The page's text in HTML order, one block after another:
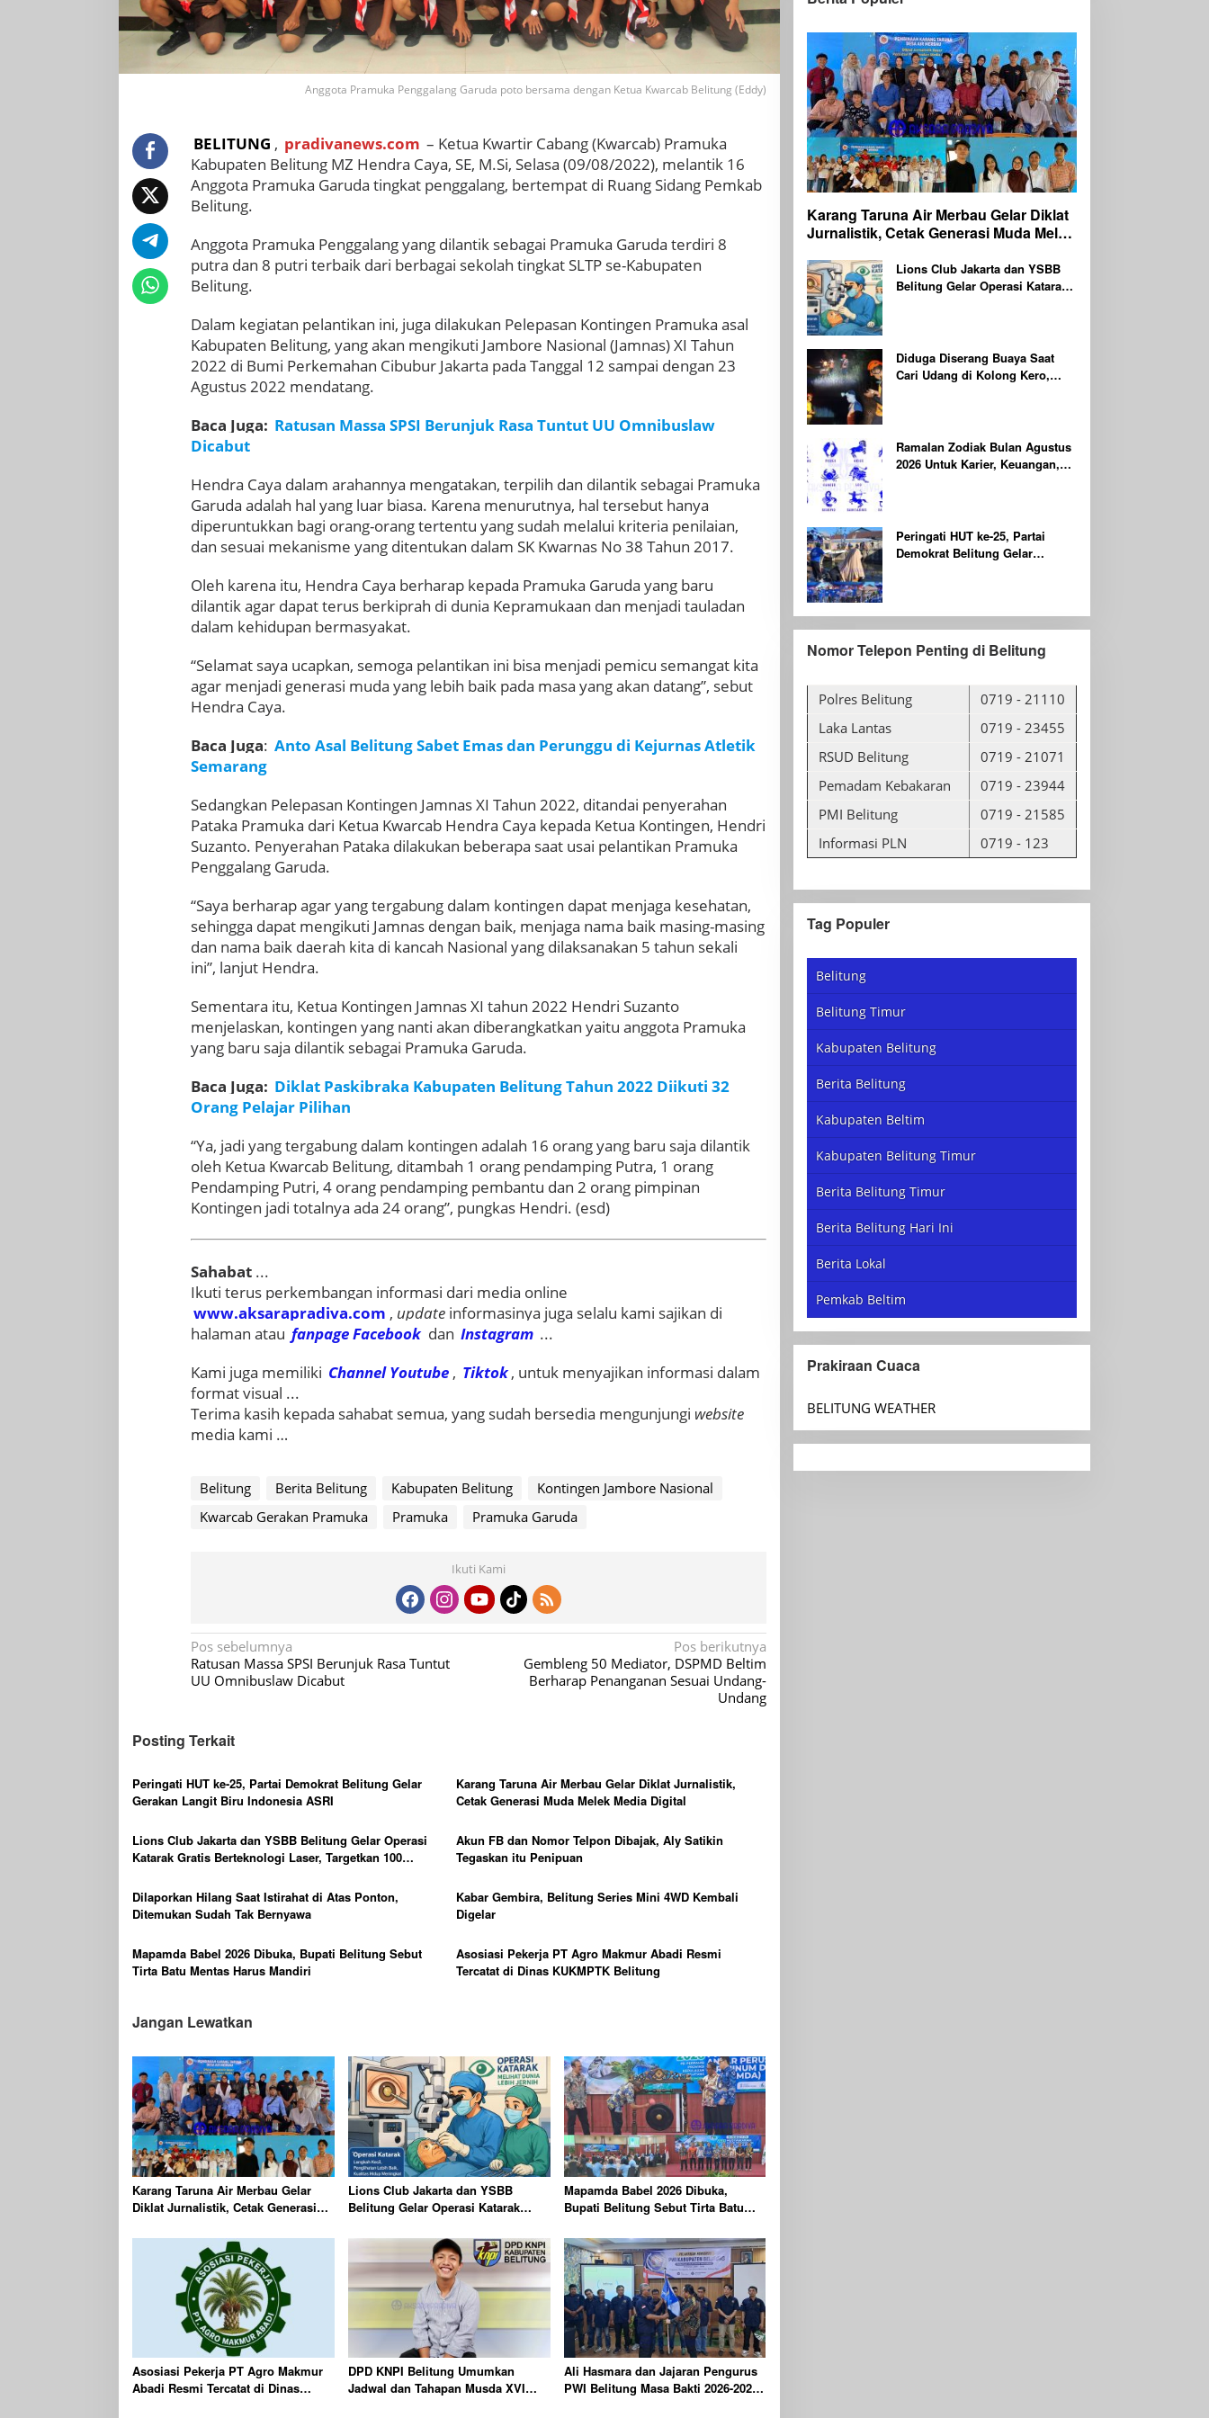
Anggota Pramuka Penggalang Garuda poto bersama dengan Ketua Kwarcab Belitung (Eddy)
BELITUNG , pradivanews.com – Ketua Kwartir Cabang (Kwarcab) Pramuka
Kabupaten Belitung MZ Hendra Caya, SE, M.Si, Selasa (09/08/2022), melantik 16
Anggota Pramuka Garuda tingkat penggalang, bertempat di Ruang Sidang Pemkab
Belitung.
Anggota Pramuka Penggalang yang dilantik sebagai Pramuka Garuda terdiri 8
putra dan 8 putri terbaik dari berbagai sekolah tingkat SLTP se-Kabupaten
Belitung.
Dalam kegiatan pelantikan ini, juga dilakukan Pelepasan Kontingen Pramuka asal
Kabupaten Belitung, yang akan mengikuti Jambore Nasional (Jamnas) XI Tahun
2022 di Bumi Perkemahan Cibubur Jakarta pada Tanggal 12 sampai dengan 23
Agustus 2022 mendatang.
Baca Juga: Ratusan Massa SPSI Berunjuk Rasa Tuntut UU Omnibuslaw
Dicabut
Hendra Caya dalam arahannya mengatakan, terpilih dan dilantik sebagai Pramuka
Garuda adalah hal yang luar biasa. Karena menurutnya, hal tersebut hanya
diperuntukkan bagi orang-orang tertentu yang sudah melalui kriteria penilaian,
dan sesuai mekanisme yang ditentukan dalam SK Kwarnas No 38 Tahun 2017.
Oleh karena itu, Hendra Caya berharap kepada Pramuka Garuda yang baru
dilantik agar dapat terus berkiprah di dunia Kepramukaan dan menjadi tauladan
dalam kehidupan bermasyakat.
“Selamat saya ucapkan, semoga pelantikan ini bisa menjadi pemicu semangat kita
agar menjadi generasi muda yang lebih baik pada masa yang akan datang”, sebut
Hendra Caya.
Baca Juga: Anto Asal Belitung Sabet Emas dan Perunggu di Kejurnas Atletik
Semarang
Sedangkan Pelepasan Kontingen Jamnas XI Tahun 2022, ditandai penyerahan
Pataka Pramuka dari Ketua Kwarcab Hendra Caya kepada Ketua Kontingen, Hendri
Suzanto. Penyerahan Pataka dilakukan beberapa saat usai pelantikan Pramuka
Penggalang Garuda.
“Saya berharap agar yang tergabung dalam kontingen dapat menjaga kesehatan,
sehingga dapat mengikuti Jamnas dengan baik, menjaga nama baik masing-masing
dan nama baik daerah kita di kancah Nasional yang dilaksanakan 5 tahun sekali
ini”, lanjut Hendra.
Sementara itu, Ketua Kontingen Jamnas XI tahun 2022 Hendri Suzanto
menjelaskan, kontingen yang nanti akan diberangkatkan yaitu anggota Pramuka
yang baru saja dilantik sebagai Pramuka Garuda.
Baca Juga: Diklat Paskibraka Kabupaten Belitung Tahun 2022 Diikuti 32
Orang Pelajar Pilihan
“Ya, jadi yang tergabung dalam kontingen adalah 16 orang yang baru saja dilantik
oleh Ketua Kwarcab Belitung, ditambah 1 orang pendamping Putra, 1 orang
Pendamping Putri, 4 orang pendamping pembantu dan 2 orang pimpinan
Kontingen jadi totalnya ada 24 orang”, pungkas Hendri. (esd)
Sahabat...
Ikuti terus perkembangan informasi dari media online
www.aksarapradiva.com , updateinformasinya juga selalu kami sajikan di
halaman atau fanpageFacebook dan Instagram ...
Kami juga memiliki Channel Youtube , Tiktok, untuk menyajikan informasi dalam
format visual ...
Terima kasih kepada sahabat semua, yang sudah bersedia mengunjungi website
media kami …
Belitung Berita Belitung Kabupaten Belitung
Kontingen Jambore Nasional
Kwarcab Gerakan Pramuka
Pramuka Pramuka Garuda
Ikuti Kami
Navigasi
pos
Pos sebelumnya
Ratusan Massa SPSI Berunjuk Rasa Tuntut
UU Omnibuslaw Dicabut
Pos berikutnya
Gembleng 50 Mediator, DSPMD Beltim
Berharap Penanganan Sesuai Undang-
Undang
Posting Terkait
Peringati HUT ke-25, Partai Demokrat Belitung Gelar
Gerakan Langit Biru Indonesia ASRI
Karang Taruna Air Merbau Gelar Diklat Jurnalistik,
Cetak Generasi Muda Melek Media Digital
Lions Club Jakarta dan YSBB Belitung Gelar Operasi
Katarak Gratis Berteknologi Laser, Targetkan 100
Akun FB dan Nomor Telpon Dibajak, Aly Satikin
Tegaskan itu Penipuan
Dilaporkan Hilang Saat Istirahat di Atas Ponton,
Ditemukan Sudah Tak Bernyawa
Kabar Gembira, Belitung Series Mini 4WD Kembali
Digelar
Mapamda Babel 2026 Dibuka, Bupati Belitung Sebut
Tirta Batu Mentas Harus Mandiri
Asosiasi Pekerja PT Agro Makmur Abadi Resmi
Tercatat di Dinas KUKMPTK Belitung
Jangan Lewatkan
Karang Taruna Air Merbau Gelar
Diklat Jurnalistik, Cetak Generasi
Lions Club Jakarta dan YSBB
Belitung Gelar Operasi Katarak
Targetkan 100 Peserta
Mapamda Babel 2026 Dibuka,
Bupati Belitung Sebut Tirta Batu
Asosiasi Pekerja PT Agro Makmur
Abadi Resmi Tercatat di Dinas
DPD KNPI Belitung Umumkan
Jadwal dan Tahapan Musda XVI
Ali Hasmara dan Jajaran Pengurus
PWI Belitung Masa Bakti 2026-2029
Karang Taruna Air Merbau Gelar Diklat
Jurnalistik, Cetak Generasi Muda Melek
Lions Club Jakarta dan YSBB
Belitung Gelar Operasi Katarak
Diduga Diserang Buaya Saat
Cari Udang di Kolong Kero,
Ramalan Zodiak Bulan Agustus
2026 Untuk Karier, Keuangan,
Peringati HUT ke-25, Partai
Demokrat Belitung Gelar
Nomor Telepon Penting di Belitung
Polres Belitung
0719 - 21110
Laka Lantas
0719 - 23455
RSUD Belitung
0719 - 21071
Pemadam Kebakaran
0719 - 23944
PMI Belitung
0719 - 21585
Informasi PLN
0719 - 123
Tag Populer
Belitung
Belitung Timur
Kabupaten Belitung
Berita Belitung
Kabupaten Beltim
Kabupaten Belitung Timur
Berita Belitung Timur
Berita Belitung Hari Ini
Berita Lokal
Pemkab Beltim
Prakiraan Cuaca
BELITUNG WEATHER